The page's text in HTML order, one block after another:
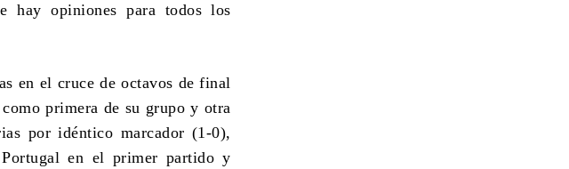
hay opiniones para todos los
en el cruce de octavos de final
primera de su grupo y otra
por idéntico marcador (1-0),
en el primer partido y